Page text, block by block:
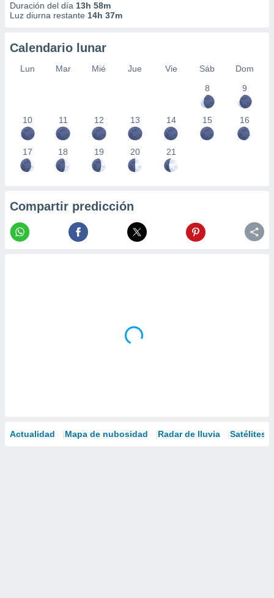
Duración del día 13h 58m
Luz diurna restante 14h 37m
Calendario lunar
Lun Mar Mié Jue Vie Sáb
Dom
8
9
10 11 12 13 14 15 16
17 18 19 20 21
Compartir predicción
Actualidad Mapa de nubosidad Radar de lluvia Satélites